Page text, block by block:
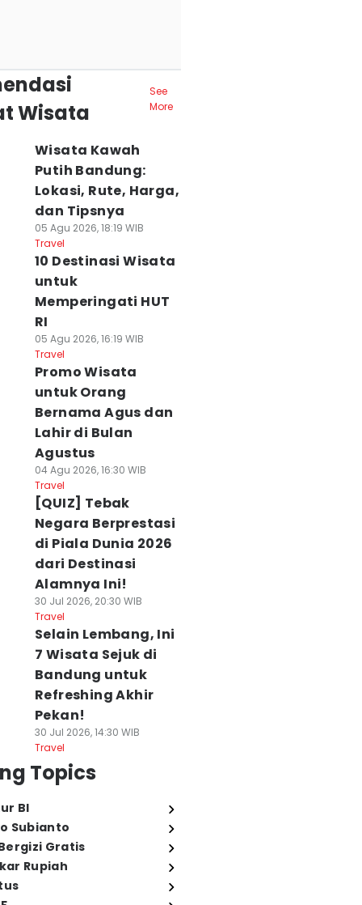
Wisata
See
More
Wisata Kawah
Putih Bandung:
Lokasi, Rute, Harga,
dan Tipsnya
05 Agu 2026, 18:19 WIB
Travel
10 Destinasi Wisata
untuk
Memperingati HUT
RI
05 Agu 2026, 16:19 WIB
Travel
Promo Wisata
untuk Orang
Bernama Agus dan
Lahir di Bulan
Agustus
04 Agu 2026, 16:30 WIB
Travel
[QUIZ] Tebak
Negara Berprestasi
di Piala Dunia 2026
dari Destinasi
Alamnya Ini!
30 Jul 2026, 20:30 WIB
Travel
Selain Lembang, Ini
7 Wisata Sejuk di
Bandung untuk
Refreshing Akhir
Pekan!
30 Jul 2026, 14:30 WIB
Travel
Topics
BI
Subianto
Gratis
Rupiah